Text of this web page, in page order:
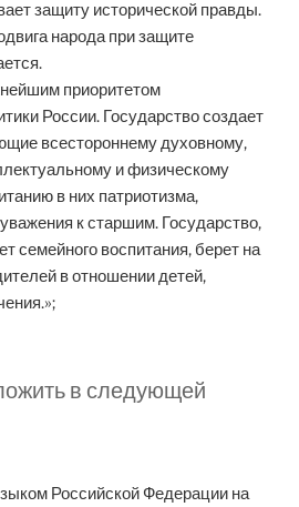
защиту исторической правды.
народа при защите
приоритетом
России. Государство создает
всестороннему духовному,
и физическому
в них патриотизма,
к старшим. Государство,
семейного воспитания, берет на
в отношении детей,
в следующей
Российской Федерации на